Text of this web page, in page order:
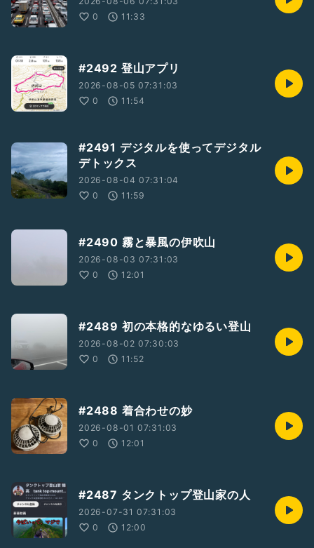
0
11:33
#2492 登山アプリ
2026-08-05 07:31:03
0
11:54
#2491 デジタルを使ってデジタル
デトックス
2026-08-04 07:31:04
0
11:59
#2490 霧と暴風の伊吹山
2026-08-03 07:31:03
0
12:01
#2489 初の本格的なゆるい登山
2026-08-02 07:30:03
0
11:52
#2488 着合わせの妙
2026-08-01 07:31:03
0
12:01
#2487 タンクトップ登山家の人
2026-07-31 07:31:03
0
12:00